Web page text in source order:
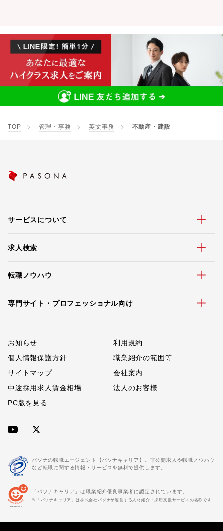
TOP 管理・事務 英文事務 不動産・建設
サービスについて
求人検索
転職ノウハウ
専門サイト・プロフェッショナル向け
お知らせ
利用規約
個人情報保護方針
職業紹介の範囲等
サイトマップ
会社案内
中途採用求人賃金相場
法人のお客様
PC版を見る
パソナの転職エージェント【パソナキャリア】。非公開求人や転職ノウハウ
など転職に関する情報・サービスを無料で提供します。
「パソナキャリア」は職業紹介優良事業者に認定されています。
※「パソナキャリア」は株式会社パソナが運営する人材紹介・採用支援サービスの名称です